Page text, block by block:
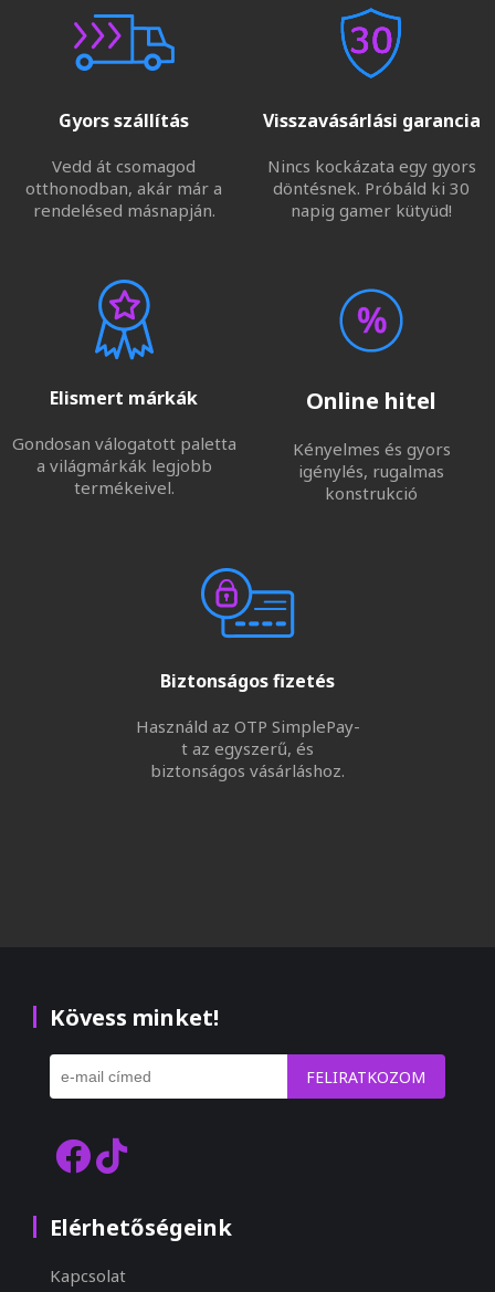
Gyors szállítás
Vedd át csomagod
otthonodban, akár már a
rendelésed másnapján.
Visszavásárlási garancia
Nincs kockázata egy gyors
döntésnek. Próbáld ki 30
napig gamer kütyüd!
Elismert márkák
Gondosan válogatott paletta
a világmárkák legjobb
termékeivel.
Online hitel
Kényelmes és gyors
igénylés, rugalmas
konstrukció
Biztonságos fizetés
Használd az OTP SimplePay-
t az egyszerű, és
biztonságos vásárláshoz.
Kövess minket!
FELIRATKOZOM
Elérhetőségeink
Kapcsolat